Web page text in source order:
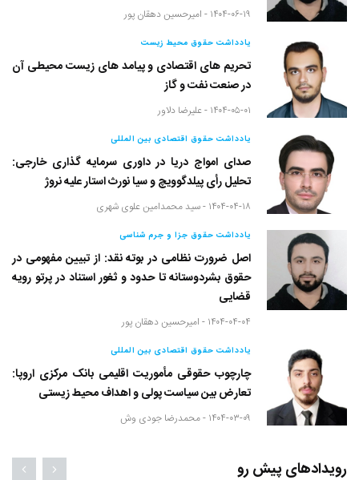
۱۴۰۴-۰۶-۱۹ - امیرحسین دهقان پور
یادداشت حقوق محیط زیست
تحریم های اقتصادی و پیامد های زیست محیطی آن
در صنعت نفت و گاز
۱۴۰۴-۰۵-۰۱ - علیرضا دلاور
یادداشت حقوق اقتصادی بین المللی
صدای امواج دریا در داوری سرمایه گذاری خارجی:
تحلیل رأی پیلدگوویچ و سیا نورث استار علیه نروژ
۱۴۰۴-۰۴-۱۸ - سید محمدامین علوی شهری
یادداشت حقوق جزا و جرم شناسی
اصل ضرورت نظامی در بوته نقد: از تبیین مفهومی در
حقوق بشردوستانه تا حدود و ثغور استناد در پرتو رویه
قضایی
۱۴۰۴-۰۴-۰۴ - امیرحسین دهقان پور
یادداشت حقوق اقتصادی بین المللی
چارچوب حقوقی مأموریت اقلیمی بانک مرکزی اروپا:
تعارض بین سیاست پولی و اهداف محیط زیستی
۱۴۰۴-۰۳-۰۹ - محمدرضا جودی وش
رویدادهای پیش رو